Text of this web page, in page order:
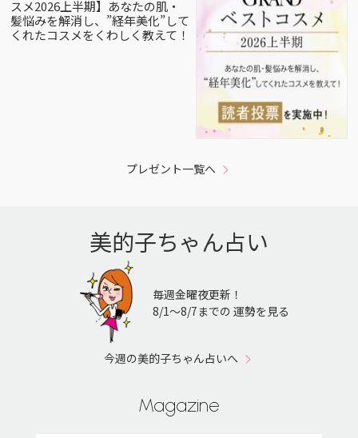
スメ2026上半期】あなたの肌・
髪悩みを解消し、”経年美化”して
くれたコスメをくわしく教えて！
プレゼント一覧へ
美的子ちゃん占い
毎週金曜夜更新！
8/1〜8/7までの 運勢を見る
今週の美的子ちゃん占いへ
Magazine